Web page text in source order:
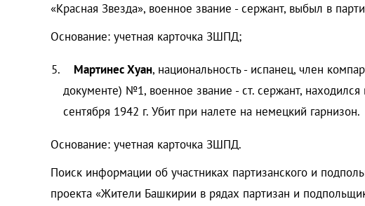
«Красная Звезда», военное звание - сержант, выбыл в
Основание: учетная карточка ЗШПД;
Мартинес Хуан, национальность - испанец, член
документе) №1, военное звание - ст. сержант,
сентября 1942 г. Убит при налете на немецкий гарнизон.
Основание: учетная карточка ЗШПД.
Поиск информации об участниках партизанского и
проекта «Жители Башкирии в рядах партизан и